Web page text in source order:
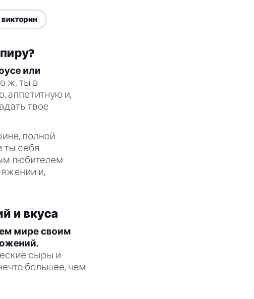
или
ж, ты в
аппетитную и,
твое
полной
ты себя
любителем
и,
и вкуса
мире своим
сыры и
большее, чем